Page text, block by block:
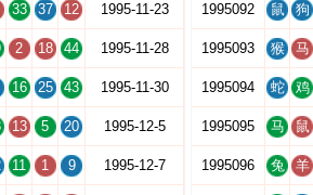
33 37 12 1995-11-23
2 18 44 1995-11-28
16 25 43 1995-11-30
13 5 20 1995-12-5
11 1 9 1995-12-7
1995092 鼠 狗
1995093 猴 马
1995094 蛇 鸡
1995095 马 鼠
1995096 兔 羊